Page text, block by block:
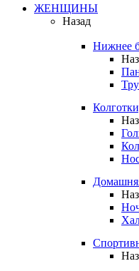
ЖЕНЩИНЫ
Назад
Нижнее